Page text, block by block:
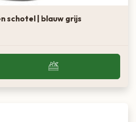
schotel | blauw grijs